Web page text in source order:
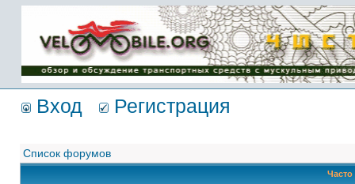
Имя пользователя:
Пароль:
{ LOG_ME_IN_SHORT
}
Вход Регистрация
Список форумов